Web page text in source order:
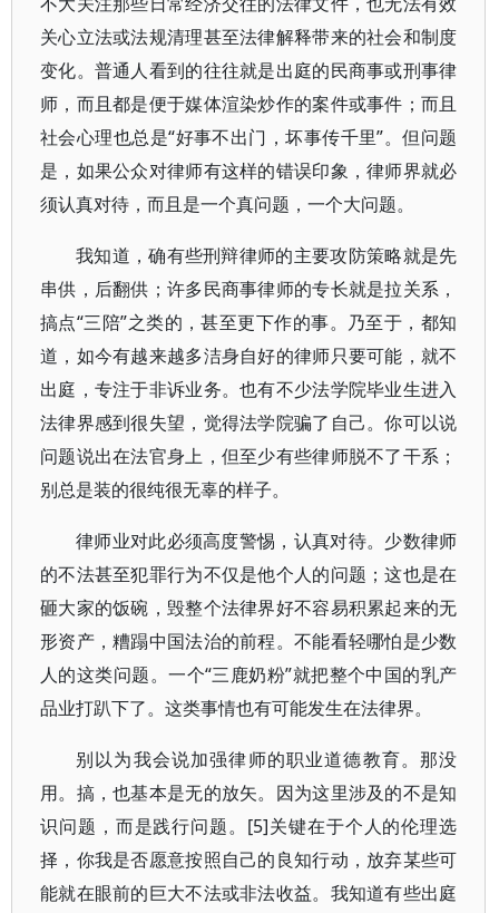
关心立法或法规清理甚至法律解释带来的社会和制度
变化。普通人看到的往往就是出庭的民商事或刑事律
师，而且都是便于媒体渲染炒作的案件或事件；而且
社会心理也总是“好事不出门，坏事传千里”。但问题
是，如果公众对律师有这样的错误印象，律师界就必
须认真对待，而且是一个真问题，一个大问题。
我知道，确有些刑辩律师的主要攻防策略就是先
串供，后翻供；许多民商事律师的专长就是拉关系，
搞点“三陪”之类的，甚至更下作的事。乃至于，都知
道，如今有越来越多洁身自好的律师只要可能，就不
出庭，专注于非诉业务。也有不少法学院毕业生进入
法律界感到很失望，觉得法学院骗了自己。你可以说
问题说出在法官身上，但至少有些律师脱不了干系；
别总是装的很纯很无辜的样子。
律师业对此必须高度警惕，认真对待。少数律师
的不法甚至犯罪行为不仅是他个人的问题；这也是在
砸大家的饭碗，毁整个法律界好不容易积累起来的无
形资产，糟蹋中国法治的前程。不能看轻哪怕是少数
人的这类问题。一个“三鹿奶粉”就把整个中国的乳产
品业打趴下了。这类事情也有可能发生在法律界。
别以为我会说加强律师的职业道德教育。那没
用。搞，也基本是无的放矢。因为这里涉及的不是知
识问题，而是践行问题。[5]关键在于个人的伦理选
择，你我是否愿意按照自己的良知行动，放弃某些可
能就在眼前的巨大不法或非法收益。我知道有些出庭